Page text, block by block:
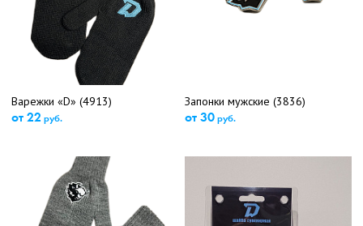
Варежки «D» (4913)
от 22 руб.
Запонки мужские (3836)
от 30 руб.